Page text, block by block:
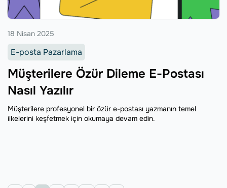
Müşterilere Özür Dileme E-Postası
Nasıl Yazılır
18 Nisan 2025
E-posta Pazarlama
Müşterilere profesyonel bir özür e-postası yazmanın temel
ilkelerini keşfetmek için okumaya devam edin.